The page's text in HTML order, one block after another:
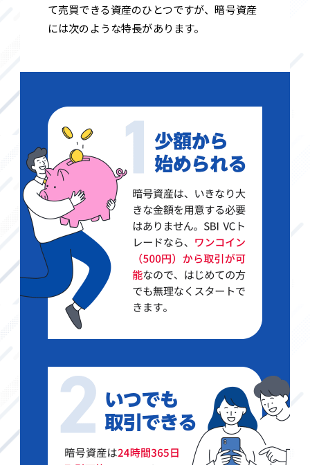
て売買できる資産のひとつですが、暗号資産
には次のような特長があります。